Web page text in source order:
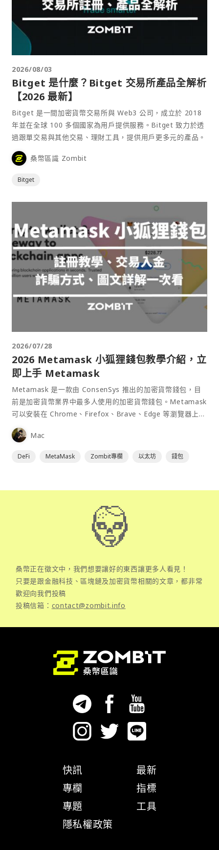
2026/08/03
Bitget 是什麼？Bitget 交易所產品全解析
【2026 最新】
Bitget 是一間加密貨幣交易所與 Web3 公司，成立於 2018
年並在全球 100 多個國家為用戶提供服務。Bitget 致力於透
過跟單交易與其他交易、理財工具，提供用戶更多元的產品。
桑幣區識 Zombit
Bitget
2026/07/28
2026 Metamask 小狐狸錢包教學介紹，立
即上手 Metamask
Metamask 是一款由 ConsenSys 推出的加密貨幣錢包，目
前是加密貨幣業界中最多人使用的加密貨幣錢包。Metamask
可以安裝在 Chrome、Firefox、Brave、Edge 等瀏覽器上作
為插件使用，具備許多功能且使用上非常方便。
Mac
DeFi MetaMask Zombit專欄 以太坊 錢包
桑幣正在徵文中，我們想要讓好的東西讓更多人看見！
只要是跟金融科技、區塊鏈及加密貨幣相關的文章，都非常
歡迎向我們投稿
投稿信箱： contact@zombit.info
快訊
專欄
專題
隱私權政策
最新
指標
工具